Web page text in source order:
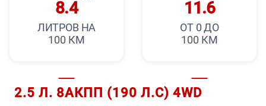
8.4
ЛИТРОВ НА
100 КМ
11.6
ОТ 0 ДО
100 КМ
2.5 Л. 8АКПП (190 Л.С) 4WD